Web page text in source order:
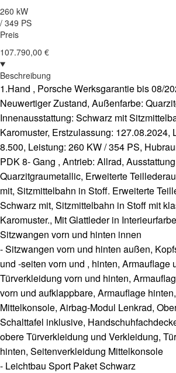
260 kW
/ 349 PS
Preis
107.790,00 €
Beschreibung
1.Hand , Porsche Werksgarantie bis 08/
Neuwertiger Zustand, Außenfarbe:
Innenausstattung: Schwarz mit
Karomuster, Erstzulassung: 127.08.2024,
8.500, Leistung: 260 KW / 354 PS,
PDK 8- Gang , Antrieb: Allrad,
Quarzitgraumetallic, Erweiterte
mit, Sitzmittelbahn in Stoff. Erweiterte
Schwarz mit, Sitzmittelbahn in Stoff mit
Karomuster., Mit Glattleder in
Sitzwangen vorn und hinten innen
- Sitzwangen vorn und hinten außen,
und -seiten vorn und , hinten, Armauflage
Türverkleidung vorn und hinten,
vorn und aufklappbare, Armauflage
Mittelkonsole, Airbag-Modul Lenkrad,
Schalttafel inklusive,
obere Türverkleidung und Verkleidung,
hinten, Seitenverkleidung Mittelkonsole
- Leichtbau Sport Paket Schwarz